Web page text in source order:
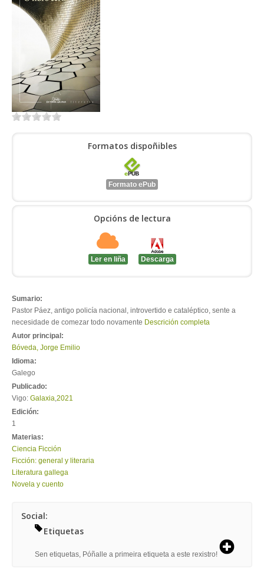
Formatos dispoñibles
Formato ePub
Opcións de lectura
Ler en liña Descarga
Sumario:
Pastor Páez, antigo policía nacional, introvertido e cataléptico, sente a
necesidade de comezar todo novamente Descrición completa
Autor principal:
Bóveda, Jorge Emilio
Idioma:
Galego
Publicado:
Vigo: Galaxia,2021
Edición:
1
Materias:
Ciencia Ficción
Ficción: general y literaria
Literatura gallega
Novela y cuento
Social:
Etiquetas
Sen etiquetas, Póñalle a primeira etiqueta a este rexistro!